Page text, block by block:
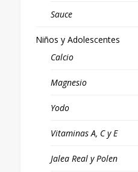
Sauce
Niños y Adolescentes
Calcio
Magnesio
Yodo
Vitaminas A, C y E
Jalea Real y Polen